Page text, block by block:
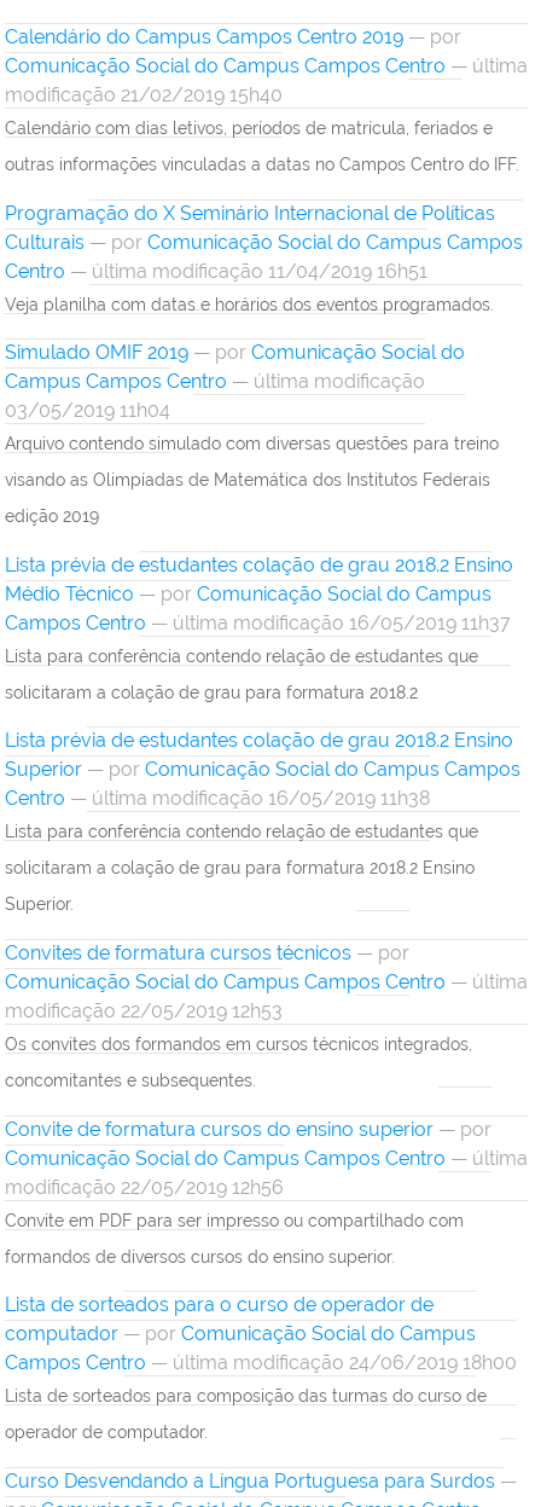
Calendário do Campus Campos Centro 2019 — por
Comunicação Social do Campus Campos Centro — última
modificação 21/02/2019 15h40
Calendário com dias letivos, períodos de matrícula, feriados e
outras informações vinculadas a datas no Campos Centro do IFF.
Programação do X Seminário Internacional de Políticas
Culturais — por Comunicação Social do Campus Campos
Centro — última modificação 11/04/2019 16h51
Veja planilha com datas e horários dos eventos programados.
Simulado OMIF 2019 — por Comunicação Social do
Campus Campos Centro — última modificação
03/05/2019 11h04
Arquivo contendo simulado com diversas questões para treino
visando as Olimpíadas de Matemática dos Institutos Federais
edição 2019
Lista prévia de estudantes colação de grau 2018.2 Ensino
Médio Técnico — por Comunicação Social do Campus
Campos Centro — última modificação 16/05/2019 11h37
Lista para conferência contendo relação de estudantes que
solicitaram a colação de grau para formatura 2018.2
Lista prévia de estudantes colação de grau 2018.2 Ensino
Superior — por Comunicação Social do Campus Campos
Centro — última modificação 16/05/2019 11h38
Lista para conferência contendo relação de estudantes que
solicitaram a colação de grau para formatura 2018.2 Ensino
Superior.
Convites de formatura cursos técnicos — por
Comunicação Social do Campus Campos Centro — última
modificação 22/05/2019 12h53
Os convites dos formandos em cursos técnicos integrados,
concomitantes e subsequentes.
Convite de formatura cursos do ensino superior — por
Comunicação Social do Campus Campos Centro — última
modificação 22/05/2019 12h56
Convite em PDF para ser impresso ou compartilhado com
formandos de diversos cursos do ensino superior.
Lista de sorteados para o curso de operador de
computador — por Comunicação Social do Campus
Campos Centro — última modificação 24/06/2019 18h00
Lista de sorteados para composição das turmas do curso de
operador de computador.
Curso Desvendando a Língua Portuguesa para Surdos —